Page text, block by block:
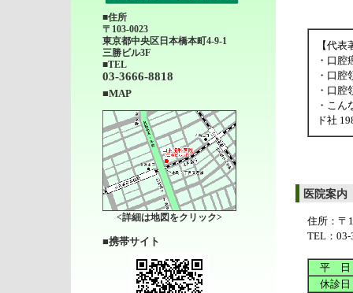
■住所
〒103-0023
東京都中央区日本橋本町4-9-1
三勝ビル3F
■TEL
03-3666-8818
■MAP
<詳細は地図をクリック>
■携帯サイト
【代表
・口
・口
・口腔
・こ
ド社
医院案内
住所：〒
TEL：03-
平 日
休診日